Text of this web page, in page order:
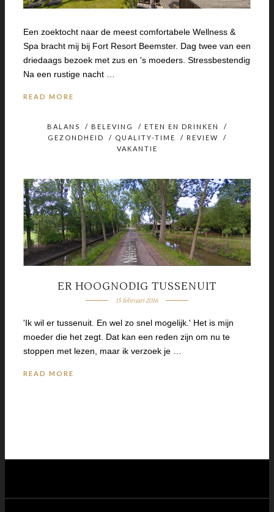
Een zoektocht naar de meest comfortabele Wellness &
Spa bracht mij bij Fort Resort Beemster. Dag twee van een
driedaags bezoek met zus en 's moeders. Stressbestendig
Na een rustige nacht …
READ MORE
BALANS / BELEVING / ETEN EN DRINKEN
/
GEZONDHEID
/ QUALITY-TIME / REVIEW
/
VAKANTIE
ER HOOGNODIG TUSSENUIT
15 februari 2016
'Ik wil er tussenuit. En wel zo snel mogelijk.' Het is mijn
moeder die het zegt. Dat kan een reden zijn om nu te
stoppen met lezen, maar ik verzoek je …
READ MORE